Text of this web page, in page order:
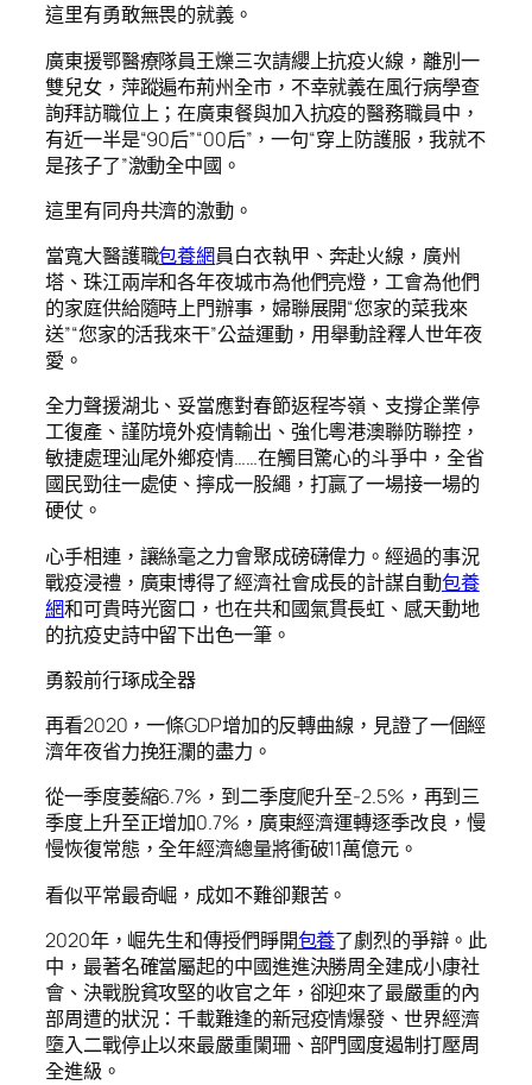
這里有勇敢無畏的就義。
廣東援鄂醫療隊員王爍三次請纓上抗疫火線，離別一
雙兒女，萍蹤遍布荊州全市，不幸就義在風行病學查
詢拜訪職位上；在廣東餐與加入抗疫的醫務職員中，
有近一半是“90后”“00后”，一句“穿上防護服，我就不
是孩子了”激動全中國。
這里有同舟共濟的激動。
當寬大醫護職包養網員白衣執甲、奔赴火線，廣州
塔、珠江兩岸和各年夜城市為他們亮燈，工會為他們
的家庭供給隨時上門辦事，婦聯展開“您家的菜我來
送”“您家的活我來干”公益運動，用舉動詮釋人世年夜
愛。
全力聲援湖北、妥當應對春節返程岑嶺、支撐企業停
工復產、謹防境外疫情輸出、強化粵港澳聯防聯控，
敏捷處理汕尾外鄉疫情……在觸目驚心的斗爭中，全省
國民勁往一處使、擰成一股繩，打贏了一場接一場的
硬仗。
心手相連，讓絲毫之力會聚成磅礴偉力。經過的事況
戰疫浸禮，廣東博得了經濟社會成長的計謀自動包養
網和可貴時光窗口，也在共和國氣貫長虹、感天動地
的抗疫史詩中留下出色一筆。
勇毅前行琢成全器
再看2020，一條GDP增加的反轉曲線，見證了一個經
濟年夜省力挽狂瀾的盡力。
從一季度萎縮6.7%，到二季度爬升至-2.5%，再到三
季度上升至正增加0.7%，廣東經濟運轉逐季改良，慢
慢恢復常態，全年經濟總量將衝破11萬億元。
看似平常最奇崛，成如不難卻艱苦。
2020年，崛先生和傳授們睜開包養了劇烈的爭辯。此
中，最著名確當屬起的中國進進決勝周全建成小康社
會、決戰脫貧攻堅的收官之年，卻迎來了最嚴重的內
部周遭的狀況：千載難逢的新冠疫情爆發、世界經濟
墮入二戰停止以來最嚴重闌珊、部門國度遏制打壓周
全進級。